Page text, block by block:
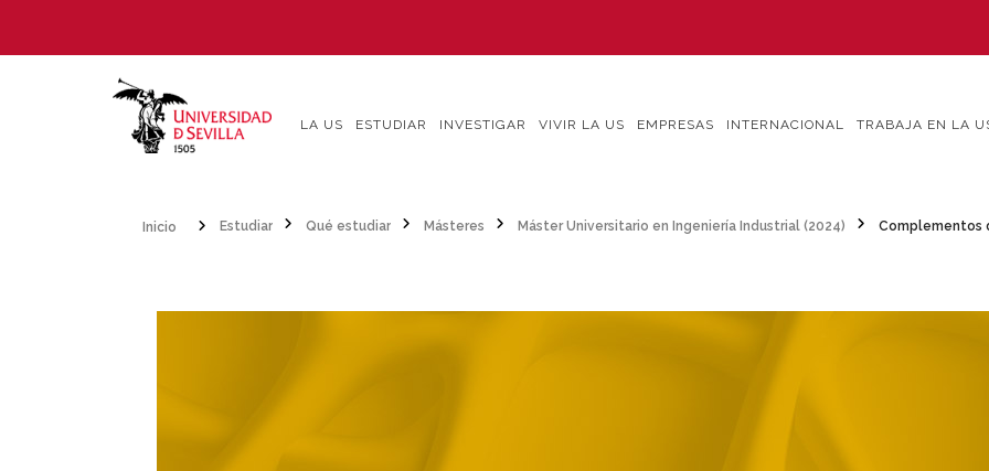
contenido
LA US ESTUDIAR INVESTIGAR VIVIR LA US EMPRESAS INTERNACIONAL TRABAJA EN LA
Estudiar
Qué estudiar Másteres Máster Universitario en Ingeniería Industrial (2024) Complementos